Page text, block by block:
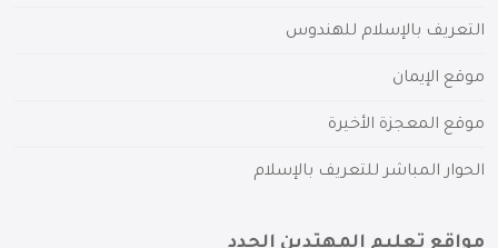
التعريف بالإسلام للهندوس
موقع الإيمان
موقع المعجزة الأخيرة
الحوار المباشر للتعريف بالإسلام
مواقع تعليم المهتدين الجدد